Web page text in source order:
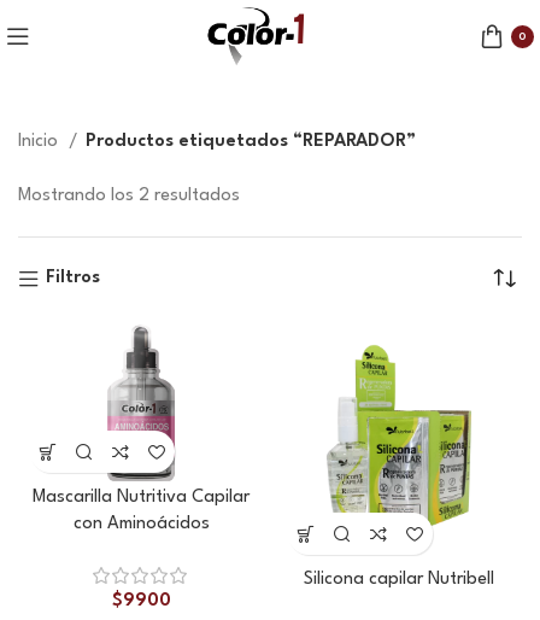
0
Inicio Productos etiquetados “REPARADOR”
Mostrando los 2 resultados
Filtros
Mascarilla Nutritiva Capilar
con Aminoácidos
$9900
Silicona capilar Nutribell